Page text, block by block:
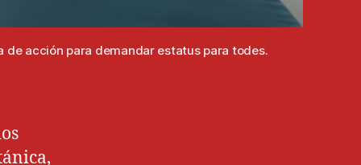
de acción para demandar estatus para todes.